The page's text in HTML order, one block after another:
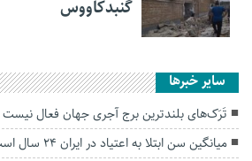
گنبدکاووس
سایر خبرها
تَرَک‌های بلندترین برج آجری جهان فعال نیست
میانگین سن ابتلا به اعتیاد در ایران ۲۴ سال است.